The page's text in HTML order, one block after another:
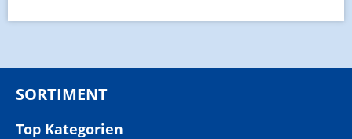
SORTIMENT
Top Kategorien